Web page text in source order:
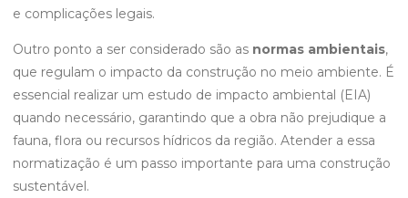
e complicações legais.
Outro ponto a ser considerado são as normas ambientais,
que regulam o impacto da construção no meio ambiente. É
essencial realizar um estudo de impacto ambiental (EIA)
quando necessário, garantindo que a obra não prejudique a
fauna, flora ou recursos hídricos da região. Atender a essa
normatização é um passo importante para uma construção
sustentável.